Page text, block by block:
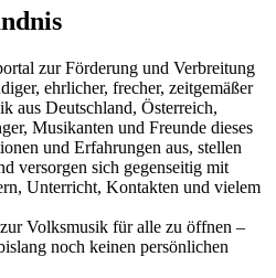
zur Förderung und Verbreitung
ehrlicher, frecher, zeitgemäßer
aus Deutschland, Österreich,
Musikanten und Freunde dieses
und Erfahrungen aus, stellen
versorgen sich gegenseitig mit
Unterricht, Kontakten und vielem
Volksmusik für alle zu öffnen –
noch keinen persönlichen